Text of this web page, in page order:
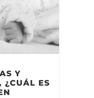
Y
¿CUÁL ES